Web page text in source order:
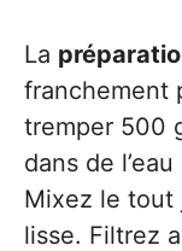
La
franchement
tremper 500
dans de
Mixez le tout
lisse. Filtrez